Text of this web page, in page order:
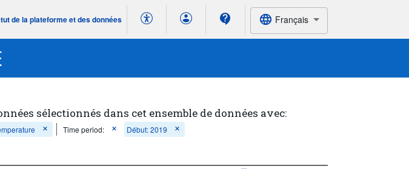
de la plateforme et des données Français
sélectionnés dans cet ensemble de données avec:
Time period:
Début: 2019